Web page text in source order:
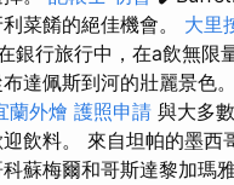
菜餚的絕佳機會。 大里
銀行旅行中，在a飲無限
達佩斯到河的壯麗景色。
蘭外燴 護照申請 與大多
飲料。 來自坦帕的墨西
蘇梅爾和哥斯達黎加瑪